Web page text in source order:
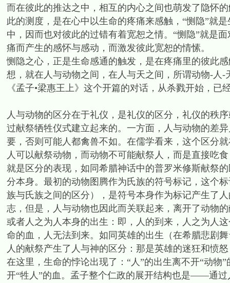
而在彼此的推达之中，相互的内心之间也萌发了隐怀
此的测度，是在心中以生命的疼痛来感触，“恻隐”就
中，因而也对彼此的过错有着宽恕之情。“恻隐”就是
痛而产生的感怀与感动，而激发彼此宽恕的情愫。
恻隐之心，正是生命感通的触发，是在疼痛里的彼此
想，就在人与动物之间，在人与天之间，所谓动物-
《孟子•梁惠王上》这个开篇的对话，从杀戮开始，
人与动物的区分在于礼仪，是礼仪的区分，礼仪的秩
过献祭牺牲仪式建立起来的。一方面，人与动物的差
要，否则可能人都禽兽不如。在儒学看来，这个区分
人可以献祭动物，而动物不可能献祭人，而是直接吃
就是区分的表现，如同希腊神话中的普罗米修斯献祭
分本身。最初的动物图腾作为氏族的符号标记，这个
族与氏族之间的区分），是符号本身作为标记产生了
志，但是，人与动物也因此而关联起来，离开了动物
或者人之为人本身的出生：即，人的到来，人之为人
命的血，人无法到来。如同英雄的出生（在希腊悲剧
人的献祭产生了人与神的区分：那是英雄的迷狂和愤
在这里，生命的悖论出现了：“人”的出生离不开“动物
开“牲人”的血。孟子整个仁政的展开结构也是——通